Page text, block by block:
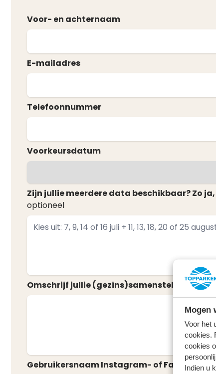
Mogen
Voor het
cookies.
cookies
Indien u
Voor- en achternaam
E-mailadres
Telefoonnummer
Voorkeursdatum
Zijn jullie meerdere data beschikbaar? Zo ja,
optioneel
Omschrijf jullie (gezins)samenstelling
Gebruikersnaam Instagram- of